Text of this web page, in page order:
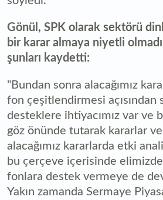
Gönül, SPK olarak sektörü
bir karar almaya niyetli
şunları kaydetti:
"Bundan sonra alacağımız
fon çeşitlendirmesi açısından
desteklere ihtiyacımız var ve
göz önünde tutarak kararlar
alacağımız kararlarda etki
bu çerçeve içerisinde
fonlara destek vermeye de
Yakın zamanda Sermaye